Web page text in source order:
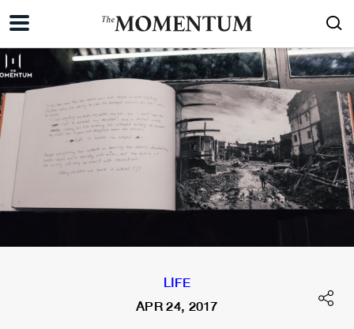
LIFE
APR 24, 2017